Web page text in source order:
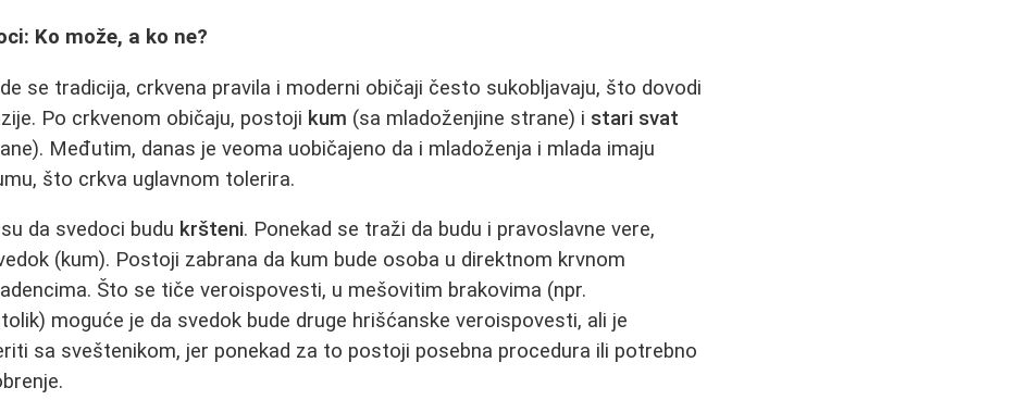
Ko može, a ko ne?
se tradicija, crkvena pravila i moderni običaji često sukobljavaju, što dovodi
Po crkvenom običaju, postoji kum (sa mladoženjine strane) i stari svat
Međutim, danas je veoma uobičajeno da i mladoženja i mlada imaju
što crkva uglavnom tolerira.
da svedoci budu kršteni. Ponekad se traži da budu i pravoslavne vere,
(kum). Postoji zabrana da kum bude osoba u direktnom krvnom
Što se tiče veroispovesti, u mešovitim brakovima (npr.
moguće je da svedok bude druge hrišćanske veroispovesti, ali je
sa sveštenikom, jer ponekad za to postoji posebna procedura ili potrebno